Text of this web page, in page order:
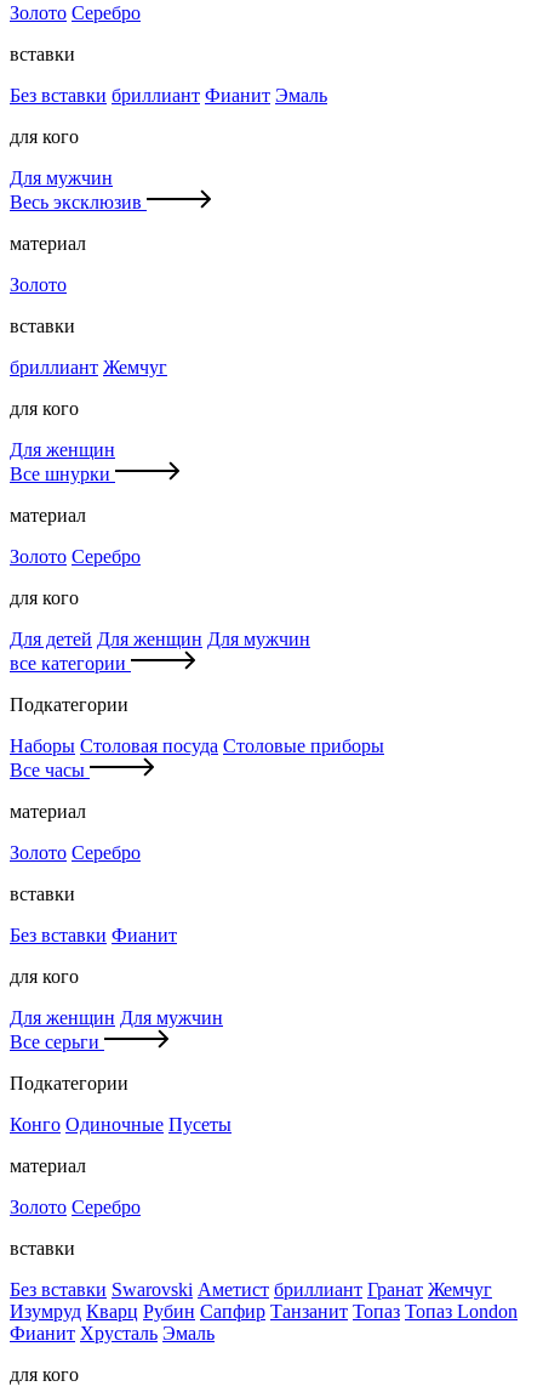
Золото Серебро
вставки
Без вставки бриллиант Фианит Эмаль
для кого
Для мужчин
Весь эксклюзив
материал
Золото
вставки
бриллиант Жемчуг
для кого
Для женщин
Все шнурки
материал
Золото Серебро
для кого
Для детей Для женщин Для мужчин
все категории
Подкатегории
Наборы Столовая посуда Столовые приборы
Все часы
материал
Золото Серебро
вставки
Без вставки Фианит
для кого
Для женщин Для мужчин
Все серьги
Подкатегории
Конго Одиночные Пусеты
материал
Золото Серебро
вставки
Без вставки Swarovski Аметист бриллиант Гранат Жемчуг
Изумруд Кварц Рубин Сапфир Танзанит Топаз Топаз London
Фианит Хрусталь Эмаль
для кого